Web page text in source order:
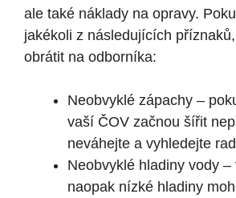
ale také náklady na opravy.
jakékoli z následujících
obrátit na odborníka:
Neobvyklé zápachy –
vaší ČOV začnou šířit
neváhejte a vyhledejte
Neobvyklé hladiny vody –
naopak nízké hladiny